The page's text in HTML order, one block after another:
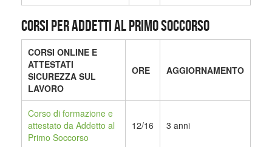
CORSI PER ADDETTI AL PRIMO SOCCORSO
CORSI ONLINE E
ATTESTATI
SICUREZZA SUL
LAVORO
ORE AGGIORNAMENTO
Corso di formazione e
attestato da Addetto al
Primo Soccorso
12/16 3 anni